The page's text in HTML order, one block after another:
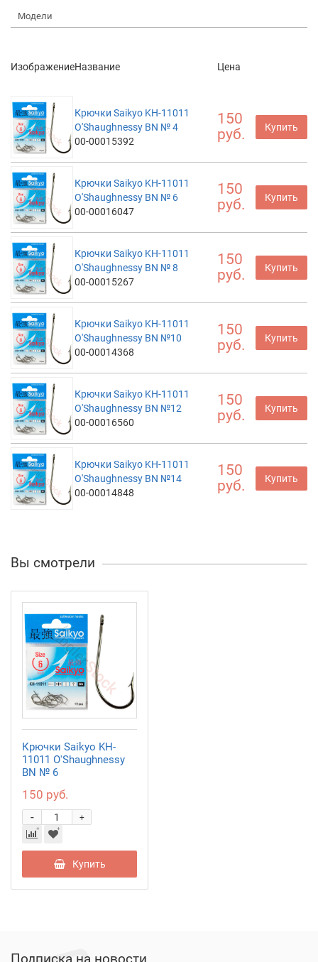
Модели
ИзображениеНазвание Цена
Крючки Saikyo KH-11011
O'Shaughnessy BN № 4
00-00015392
150
руб.
Купить
Крючки Saikyo KH-11011
O'Shaughnessy BN № 6
00-00016047
150
руб.
Купить
Крючки Saikyo KH-11011
O'Shaughnessy BN № 8
00-00015267
150
руб.
Купить
Крючки Saikyo KH-11011
O'Shaughnessy BN №10
00-00014368
150
руб.
Купить
Крючки Saikyo KH-11011
O'Shaughnessy BN №12
00-00016560
150
руб.
Купить
Крючки Saikyo KH-11011
O'Shaughnessy BN №14
00-00014848
150
руб.
Купить
Вы смотрели
Крючки Saikyo KH-
11011 O'Shaughnessy
BN № 6
150 руб.
+
-
Купить